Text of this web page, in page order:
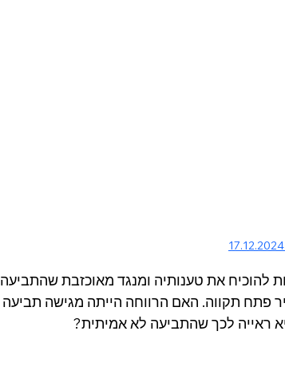
את טענותיה ומנגד מאוכזבת שהתביעה
פתח תקווה. האם הרווחה הייתה מגישה תביעה
ראייה לכך שהתביעה לא אמיתית?